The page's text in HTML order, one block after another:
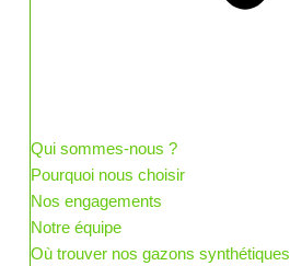
Qui sommes-nous ?
Pourquoi nous choisir
Nos engagements
Notre équipe
Où trouver nos gazons synthétiques